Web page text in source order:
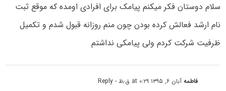
سلام دوستان فکر میکنم پیامک برای افرادی اومده که موقع ثبت
نام ارشد فعالش کرده بودن چون منم روزانه قبول شدم و تکمیل
ظرفیت شرکت کردم ولی پیامکی نداشتم
فاطمهآبان ۶, ۱۳۹۵ at ۰:۲۹ ق٫ظ - Reply